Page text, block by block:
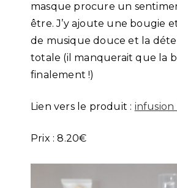
masque procure un
être. J’y ajoute une bougie
de musique douce et la
totale (il manquerait que la
finalement !)
Lien vers le produit : infusion
Prix : 8.20€